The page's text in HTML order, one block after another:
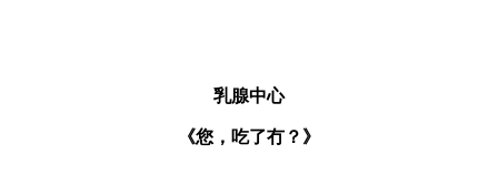
乳腺中心
《您，吃了冇？》